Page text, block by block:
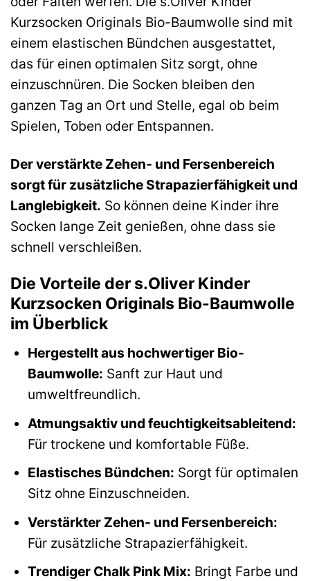
Kurzsocken Originals Bio-Baumwolle sind mit
einem elastischen Bündchen ausgestattet,
das für einen optimalen Sitz sorgt, ohne
einzuschnüren. Die Socken bleiben den
ganzen Tag an Ort und Stelle, egal ob beim
Spielen, Toben oder Entspannen.
Der verstärkte Zehen- und Fersenbereich
sorgt für zusätzliche Strapazierfähigkeit und
Langlebigkeit. So können deine Kinder ihre
Socken lange Zeit genießen, ohne dass sie
schnell verschleißen.
Die Vorteile der s.Oliver Kinder
Kurzsocken Originals Bio-Baumwolle
im Überblick
Hergestellt aus hochwertiger Bio-
Baumwolle: Sanft zur Haut und
umweltfreundlich.
Atmungsaktiv und feuchtigkeitsableitend:
Für trockene und komfortable Füße.
Elastisches Bündchen: Sorgt für optimalen
Sitz ohne Einzuschneiden.
Verstärkter Zehen- und Fersenbereich:
Für zusätzliche Strapazierfähigkeit.
Trendiger Chalk Pink Mix: Bringt Farbe und